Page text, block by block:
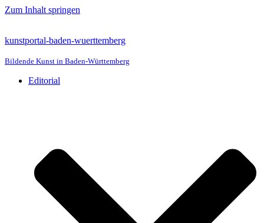
Zum Inhalt springen
kunstportal-baden-wuerttemberg
Bildende Kunst in Baden-Württemberg
Editorial